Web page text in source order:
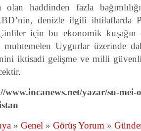
haddinden fazla
denizle ilgili ihtilaflarda
için bu ekonomik kuşağın
Uygurlar üzerinde
iktisadi gelişme ve milli
yazar/su-mei-
» Genel » Görüş Yorum »